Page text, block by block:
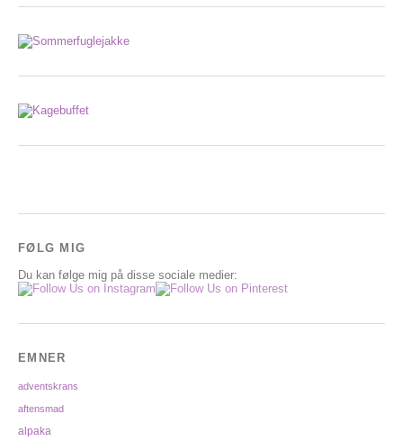
FØLG MIG
Du kan følge mig på disse sociale medier:
EMNER
adventskrans
aftensmad
alpaka